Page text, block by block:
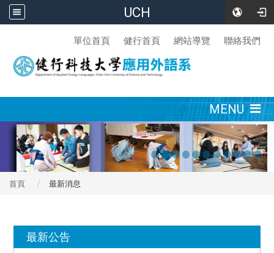
UCH
單位首頁 健行首頁 網站導覽 聯絡我們
MENU
首頁 最新消息
最新公告